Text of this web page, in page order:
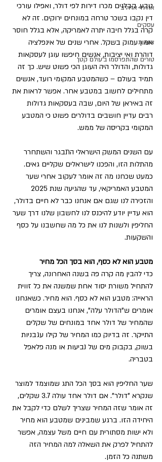
אזרחי ארה״ב
עסקים
צוואות
טורים שהתפרסמו ב׳עולם קטן׳
טבע. קבלנים מכרו דירות לפי דולר, ואפילו עורכי
דין נקבו בשכר טרחה במונחים ירוקים. זה לא
קרה בגלל חיבה יתרה לאמריקה, אלא בגלל חוסר
אמון עמוק בשקל. אחרי שנים של אינפלציה
דוהרת ואי יציבות, אנשים חיפשו עוגן לעסקאות
גדולות, והדולר היה העוגן הכי פשוט שיש. כך זה
תמיד בעולם – כשהמטבע המקומי רועד, אנשים
מתחילים לחשוב במטבע אחר. אפשר לראות את
זה באיראן של היום, שבה בעסקאות גדולות
רבים עדיין חושבים בדולרים פשוט כי המטבע
המקומי בקריסה של ממש.
עם השנים המשק הישראלי התבגר והשתחרר
מהתלות הזו, והפכנו לישראלים שקליים גאים.
כמעט שכחנו מה זה אומר לעקוב אחרי שער
והזכירה לנו שגם אם אנחנו כבר לא חיים בדולר,
הוא עדיין יודע להיכנס לנו לחשבון שלנו דרך שער
החליפין ולשנות לנו את כל מה שחשבנו על כסף
והשקעות.
מטבע הוא לא כסף, הוא בסך הכל מחיר
כדי להבין מה קרה פה בשנה האחרונה, צריך
להתחיל משורת יסוד אחת שמשנה את כל זווית
הראייה: מטבע הוא לא כסף. הוא מחיר. כשאנחנו
אומרים ש"הדולר עלה", אנחנו בעצם אומרים
שהמחיר של דולר אחד במונחים של שקלים
התייקר. זה בדיוק כמו המחיר של קילו עגבניות
בשוק, בקבוק מים של נביעות או מנה פלאפל
בטבריה.
שער החליפין הוא בסך הכל התג שמוצמד למוצר
שנקרא "דולר". אם דולר אחד עולה 3.7 שקלים,
זה אומר שזה המחיר שצריך לשלם כדי לקבל את
היחידה הזו. ברגע שמבינים שמטבע הוא מחיר
ולא ישות מסתורית עם חיים משל עצמה, אפשר
להתחיל לפרק את השאלה למה המחיר הזה
משתנה כל הזמן.